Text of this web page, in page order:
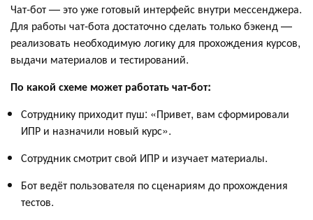
Чат-бот — это уже готовый интерфейс внутри мессенджера.
Для работы чат-бота достаточно сделать только бэкенд —
реализовать необходимую логику для прохождения курсов,
выдачи материалов и тестирований.
По какой схеме может работать чат-бот:
Сотруднику приходит пуш: «Привет, вам сформировали
ИПР и назначили новый курс».
Сотрудник смотрит свой ИПР и изучает материалы.
Бот ведёт пользователя по сценариям до прохождения
тестов.